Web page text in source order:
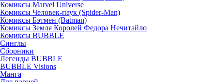
Комиксы Marvel Universe
Комиксы Человек-паук (Spider-Man)
Комиксы Бэтмен (Batman)
Комиксы Земля Королей Федора Нечитайло
Комиксы BUBBLE
Синглы
Сборники
Легенды BUBBLE
BUBBLE Visions
Манга